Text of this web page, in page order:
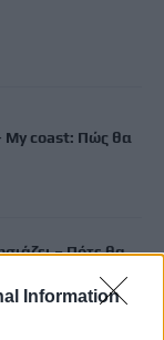
Information
My coast: Πώς θα
– Πότε θα